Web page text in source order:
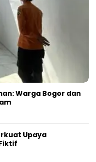
Warga Bogor dan
Upaya